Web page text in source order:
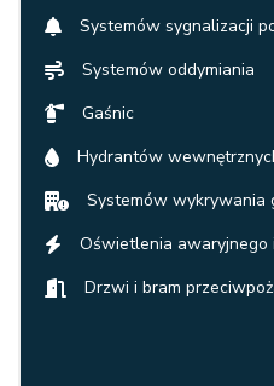
Systemów sygnalizacji
Systemów oddymiania
Gaśnic
Hydrantów
Systemów wykrywania
Oświetlenia awaryjnego
Drzwi i bram